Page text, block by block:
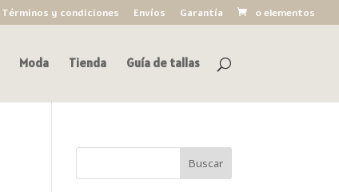
Términos y condiciones Envíos Garantía 0 elementos
Moda Tienda Guía de tallas
Buscar